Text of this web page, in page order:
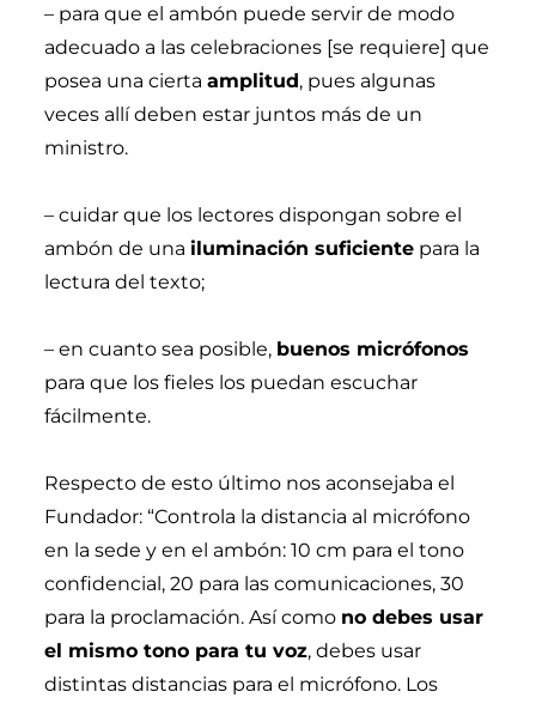
– para que el ambón puede servir de modo
adecuado a las celebraciones [se requiere] que
posea una ciertaamplitud, pues algunas
veces allí deben estar juntos más de un
ministro.
– cuidar que los lectores dispongan sobre el
ambón de unailuminación suficiente para la
lectura del texto;
– en cuanto sea posible, buenos micrófonos
para que los fieles los puedan escuchar
fácilmente.
Respecto de esto último nos aconsejaba el
Fundador: “Controla la distancia al micrófono
en la sede y en el ambón: 10 cm para el tono
confidencial, 20 para las comunicaciones, 30
para la proclamación. Así como no debes usar
el mismo tono para tu voz, debes usar
distintas distancias para el micrófono. Los